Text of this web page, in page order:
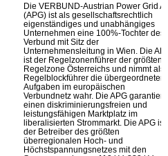
Die VERBUND-Austrian Power Grid
(APG) ist als gesellschaftsrechtlich
eigenständiges und unabhängiges
Unternehmen eine 100%-Tochter des
Verbund mit Sitz der
Unternehmensleitung in Wien. Die
ist der Regelzonenführer der größten
Regelzone Österreichs und nimmt als
Regelblockführer die übergeordneten
Aufgaben im europäischen
Verbundnetz wahr. Die APG garantiert
einen diskriminierungsfreien und
leistungsfähigen Marktplatz im
liberalisierten Strommarkt. Die APG ist
der Betreiber des größten
überregionalen Hoch- und
Höchstspannungsnetzes mit den